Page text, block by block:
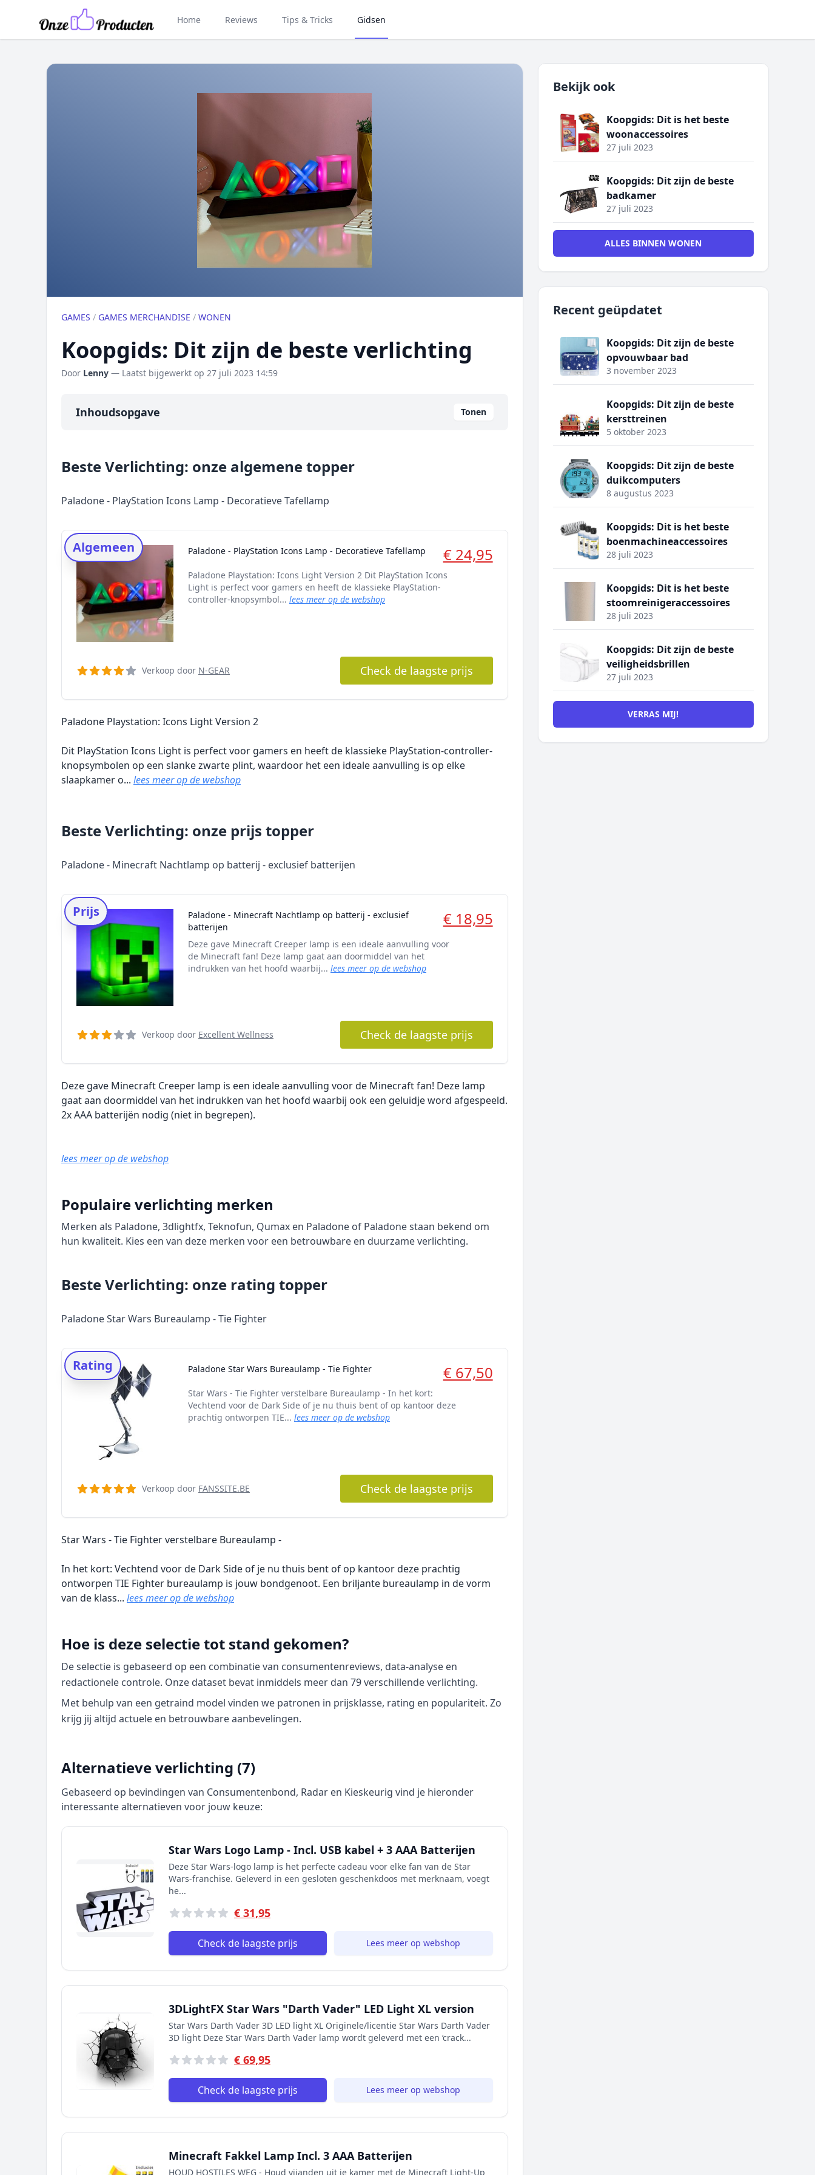
Home Reviews Tips & Tricks Gidsen
GAMES / GAMES MERCHANDISE / WONEN
Koopgids: Dit zijn de beste verlichting
Door Lenny — Laatst bijgewerkt op 27 juli 2023 14:59
Inhoudsopgave Tonen
Onze algemene topper
Populaire merken
Rating topper
Onderzoeksmethode
Prijsniveaus
Beste Verlichting: onze algemene topper
Paladone - PlayStation Icons Lamp - Decoratieve Tafellamp
Algemeen Paladone - PlayStation Icons Lamp - Decoratieve Tafellamp € 24,95
Paladone Playstation: Icons Light Version 2 Dit PlayStation Icons
Light is perfect voor gamers en heeft de klassieke PlayStation-
controller-knopsymbol... lees meer op de webshop
Verkoop door N-GEAR Check de laagste prijs
Paladone Playstation: Icons Light Version 2
Dit PlayStation Icons Light is perfect voor gamers en heeft de klassieke PlayStation-controller-
knopsymbolen op een slanke zwarte plint, waardoor het een ideale aanvulling is op elke
slaapkamer o... lees meer op de webshop
Beste Verlichting: onze prijs topper
Paladone - Minecraft Nachtlamp op batterij - exclusief batterijen
Prijs
Paladone - Minecraft Nachtlamp op batterij - exclusief
batterijen
€ 18,95
Deze gave Minecraft Creeper lamp is een ideale aanvulling voor
de Minecraft fan! Deze lamp gaat aan doormiddel van het
indrukken van het hoofd waarbij... lees meer op de webshop
Verkoop door Excellent Wellness Check de laagste prijs
Deze gave Minecraft Creeper lamp is een ideale aanvulling voor de Minecraft fan! Deze lamp
gaat aan doormiddel van het indrukken van het hoofd waarbij ook een geluidje word afgespeeld.
2x AAA batterijën nodig (niet in begrepen).
lees meer op de webshop
Populaire verlichting merken
Merken als Paladone, 3dlightfx, Teknofun, Qumax en Paladone of Paladone staan bekend om
hun kwaliteit. Kies een van deze merken voor een betrouwbare en duurzame verlichting.
Beste Verlichting: onze rating topper
Paladone Star Wars Bureaulamp - Tie Fighter
Rating Paladone Star Wars Bureaulamp - Tie Fighter € 67,50
Star Wars - Tie Fighter verstelbare Bureaulamp - In het kort:
Vechtend voor de Dark Side of je nu thuis bent of op kantoor deze
prachtig ontworpen TIE... lees meer op de webshop
Verkoop door FANSSITE.BE Check de laagste prijs
Star Wars - Tie Fighter verstelbare Bureaulamp -
In het kort: Vechtend voor de Dark Side of je nu thuis bent of op kantoor deze prachtig
ontworpen TIE Fighter bureaulamp is jouw bondgenoot. Een briljante bureaulamp in de vorm
van de klass... lees meer op de webshop
Hoe is deze selectie tot stand gekomen?
De selectie is gebaseerd op een combinatie van consumentenreviews, data‑analyse en
redactionele controle. Onze dataset bevat inmiddels meer dan 79 verschillende verlichting.
Met behulp van een getraind model vinden we patronen in prijsklasse, rating en populariteit. Zo
krijg jij altijd actuele en betrouwbare aanbevelingen.
Alternatieve verlichting (7)
Gebaseerd op bevindingen van Consumentenbond, Radar en Kieskeurig vind je hieronder
interessante alternatieven voor jouw keuze:
Star Wars Logo Lamp - Incl. USB kabel + 3 AAA Batterijen
Deze Star Wars-logo lamp is het perfecte cadeau voor elke fan van de Star
Wars-franchise. Geleverd in een gesloten geschenkdoos met merknaam, voegt
he...
€ 31,95
Check de laagste prijs Lees meer op webshop
3DLightFX Star Wars "Darth Vader" LED Light XL version
Star Wars Darth Vader 3D LED light XL Originele/licentie Star Wars Darth Vader
3D light Deze Star Wars Darth Vader lamp wordt geleverd met een ‘crack...
€ 69,95
Check de laagste prijs Lees meer op webshop
Minecraft Fakkel Lamp Incl. 3 AAA Batterijen
HOUD HOSTILES WEG - Houd vijanden uit je kamer met de Minecraft Light-Up
Bekijk ook
Koopgids: Dit is het beste
woonaccessoires
27 juli 2023
Koopgids: Dit zijn de beste
badkamer
27 juli 2023
ALLES BINNEN WONEN
Recent geüpdatet
Koopgids: Dit zijn de beste
opvouwbaar bad
3 november 2023
Koopgids: Dit zijn de beste
kersttreinen
5 oktober 2023
Koopgids: Dit zijn de beste
duikcomputers
8 augustus 2023
Koopgids: Dit is het beste
boenmachineaccessoires
28 juli 2023
Koopgids: Dit is het beste
stoomreinigeraccessoires
28 juli 2023
Koopgids: Dit zijn de beste
veiligheidsbrillen
27 juli 2023
VERRAS MIJ!